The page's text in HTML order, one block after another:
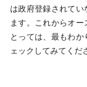
は政府登録されてい
ます。これからオ
とっては、最もわ
ェックしてみてくだ